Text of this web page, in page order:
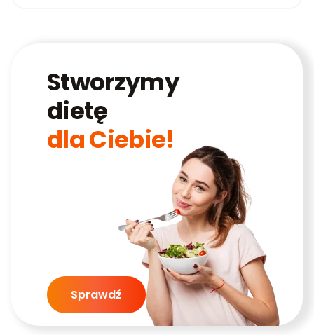
Stworzymy
dietę
dla Ciebie!
Sprawdź